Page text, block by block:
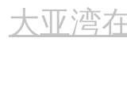
大亚湾